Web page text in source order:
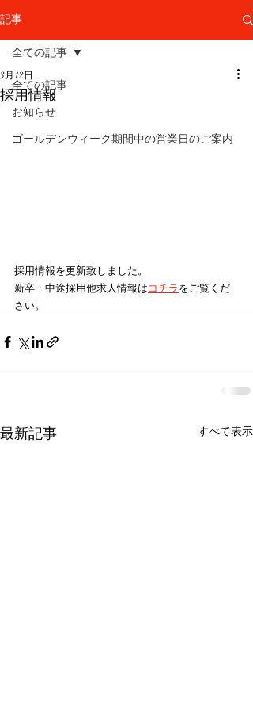
記事
全ての記事
お知らせ
ゴールデンウィーク期間中の営業日のご案内
全ての記事
採用情報
3月12日
採用情報を更新致しました。
新卒・中途採用他求人情報はコチラをご覧くだ
さい。
最新記事 すべて表示